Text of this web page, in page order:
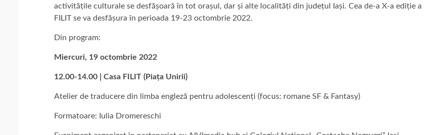
activitățile culturale se desfășoară în tot orașul, dar și alte localități din județul Iași. Cea de-a X-a ediție a
FILIT se va desfășura în perioada 19-23 octombrie 2022.
Din program:
Miercuri, 19 octombrie 2022
12.00-14.00 | Casa FILIT (Piața Unirii)
Atelier de traducere din limba engleză pentru adolescenți (focus: romane SF & Fantasy)
Formatoare: Iulia Dromereschi